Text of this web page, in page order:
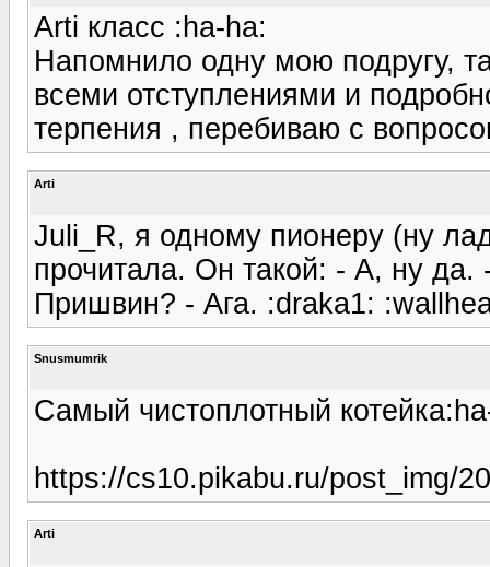
Arti класс :ha-ha:
Напомнило одну мою подругу,
всеми отступлениями и
терпения , перебиваю с
Arti
Juli_R, я одному пионеру (ну
прочитала. Он такой: - А, ну да.
Пришвин? - Ага. :draka1:
Snusmumrik
Самый чистоплотный
https://cs10.pikabu.ru/post_img/
Arti